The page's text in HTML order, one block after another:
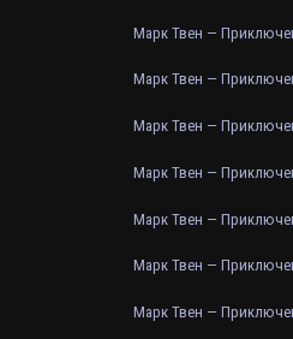
Марк Твен —
Марк Твен —
Марк Твен —
Марк Твен —
Марк Твен —
Марк Твен —
Марк Твен —